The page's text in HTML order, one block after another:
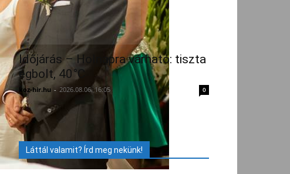
Időjárás – Holnapra várható: tiszta
égbolt, 40°C
koz-hir.hu - 2026.08.06. 16:05 0
Láttál valamit? Írd meg nekünk!